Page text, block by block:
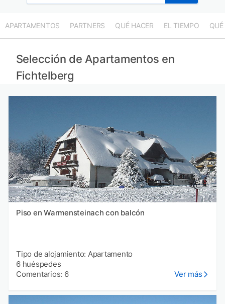
APARTAMENTOS PARTNERS QUÉ HACER EL TIEMPO QUÉ
Selección de Apartamentos en
Fichtelberg
Piso en Warmensteinach con balcón
Tipo de alojamiento: Apartamento
6 huéspedes
Comentarios: 6
Ver más